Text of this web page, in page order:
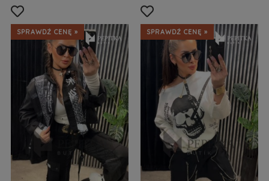
SPRAWDŹ CENĘ » SPRAWDŹ CENĘ »